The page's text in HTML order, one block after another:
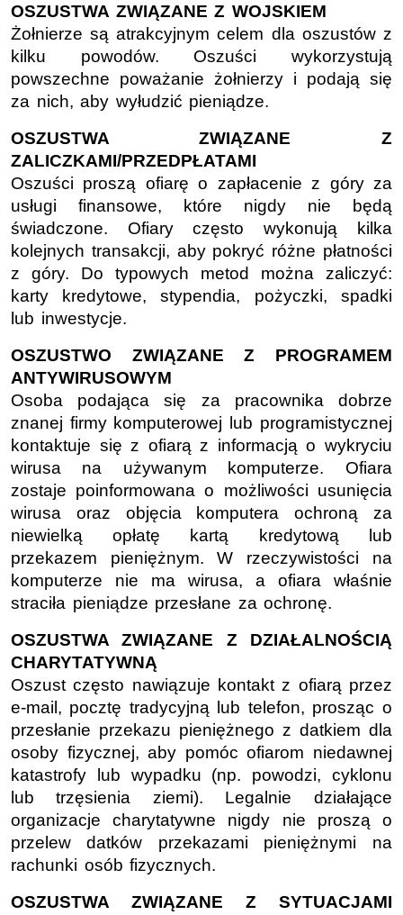
OSZUSTWA ZWIĄZANE Z WOJSKIEM
Żołnierze są atrakcyjnym celem dla oszustów z
kilku powodów. Oszuści wykorzystują
powszechne poważanie żołnierzy i podają się
za nich, aby wyłudzić pieniądze.
OSZUSTWA ZWIĄZANE Z
ZALICZKAMI/PRZEDPŁATAMI
Oszuści proszą ofiarę o zapłacenie z góry za
usługi finansowe, które nigdy nie będą
świadczone. Ofiary często wykonują kilka
kolejnych transakcji, aby pokryć różne płatności
z góry. Do typowych metod można zaliczyć:
karty kredytowe, stypendia, pożyczki, spadki
lub inwestycje.
OSZUSTWO ZWIĄZANE Z PROGRAMEM
ANTYWIRUSOWYM
Osoba podająca się za pracownika dobrze
znanej firmy komputerowej lub programistycznej
kontaktuje się z ofiarą z informacją o wykryciu
wirusa na używanym komputerze. Ofiara
zostaje poinformowana o możliwości usunięcia
wirusa oraz objęcia komputera ochroną za
niewielką opłatę kartą kredytową lub
przekazem pieniężnym. W rzeczywistości na
komputerze nie ma wirusa, a ofiara właśnie
straciła pieniądze przesłane za ochronę.
OSZUSTWA ZWIĄZANE Z DZIAŁALNOŚCIĄ
CHARYTATYWNĄ
Oszust często nawiązuje kontakt z ofiarą przez
e-mail, pocztę tradycyjną lub telefon, prosząc o
przesłanie przekazu pieniężnego z datkiem dla
osoby fizycznej, aby pomóc ofiarom niedawnej
katastrofy lub wypadku (np. powodzi, cyklonu
lub trzęsienia ziemi). Legalnie działające
organizacje charytatywne nigdy nie proszą o
przelew datków przekazami pieniężnymi na
rachunki osób fizycznych.
OSZUSTWA ZWIĄZANE Z SYTUACJAMI